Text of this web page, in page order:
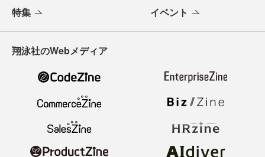
特集 イベント
翔泳社のWebメディア